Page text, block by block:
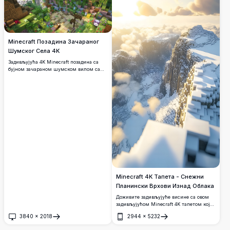
Minecraft Позадина Зачараног
Шумског Села 4K
Задивљујућа 4K Minecraft позадина са
буjном зачараном шумском вилом са
3840 × 2018
Отвори
Minecraft 4K Тапета - Снежни
Планински Врхови Изнад Облака
Доживите задивљујуће висине са овом
задивљујућом Minecraft 4K тапетом која
врхове који се величанствено уздижу
2944 × 5232
Отвори